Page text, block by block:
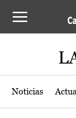
Noticias